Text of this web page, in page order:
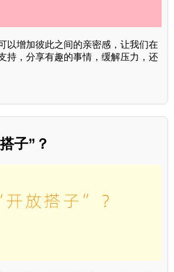
以增加彼此之间的亲密感，让我们在
持，分享有趣的事情，缓解压力，还
子”？